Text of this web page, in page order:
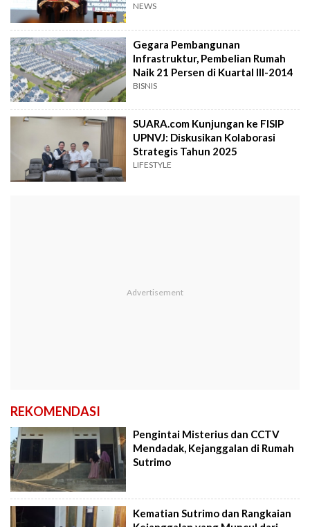
NEWS
Gegara Pembangunan
Infrastruktur, Pembelian Rumah
Naik 21 Persen di Kuartal III-2014
BISNIS
SUARA.com Kunjungan ke FISIP
UPNVJ: Diskusikan Kolaborasi
Strategis Tahun 2025
LIFESTYLE
REKOMENDASI
Pengintai Misterius dan CCTV
Mendadak, Kejanggalan di Rumah
Sutrimo
Kematian Sutrimo dan Rangkaian